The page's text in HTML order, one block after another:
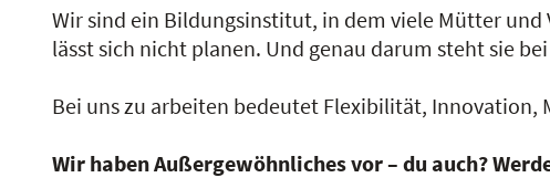
Wir sind ein Bildungsinstitut, in dem viele Mütter
lässt sich nicht planen. Und genau darum steht sie
Bei uns zu arbeiten bedeutet Flexibilität,
Wir haben Außergewöhnliches vor – du auch?